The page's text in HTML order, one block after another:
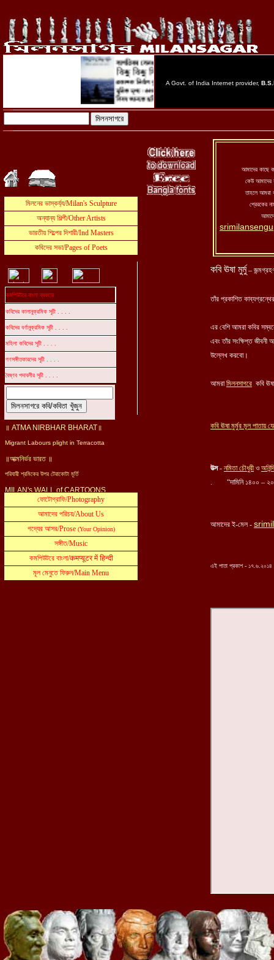
আমাদের কাছে
কেউ আমাদের
তাহলে আমরা
প্রেরকের